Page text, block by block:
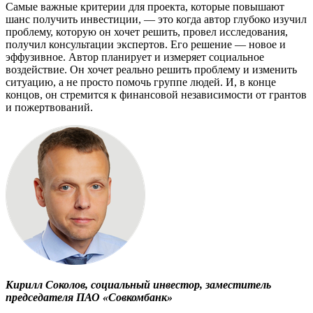
Самые важные критерии для проекта, которые повышают
шанс получить инвестиции, — это когда автор глубоко изучил
проблему, которую он хочет решить, провел исследования,
получил консультации экспертов. Его решение — новое и
эффузивное. Автор планирует и измеряет социальное
воздействие. Он хочет реально решить проблему и изменить
ситуацию, а не просто помочь группе людей. И, в конце
концов, он стремится к финансовой независимости от грантов
и пожертвований.
Кирилл Соколов, социальный инвестор, заместитель
председателя ПАО «Совкомбанк»